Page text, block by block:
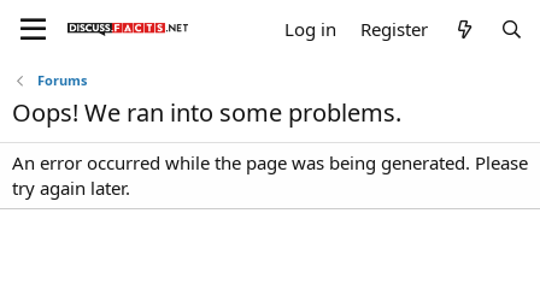
Log in Register
Forums
Oops! We ran into some problems.
An error occurred while the page was being generated. Please
try again later.